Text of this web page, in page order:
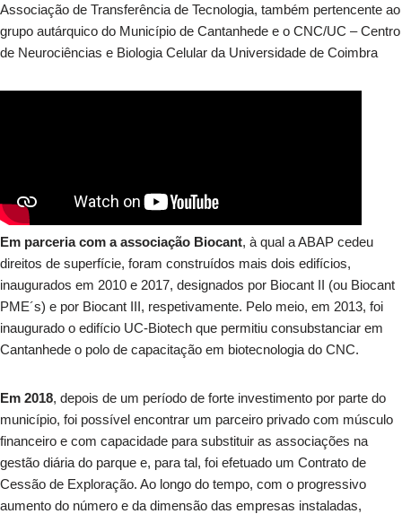
Associação de Transferência de Tecnologia, também pertencente ao
grupo autárquico do Município de Cantanhede e o CNC/UC – Centro
de Neurociências e Biologia Celular da Universidade de Coimbra
Em parceria com a associação Biocant, à qual a ABAP cedeu
direitos de superfície, foram construídos mais dois edifícios,
inaugurados em 2010 e 2017, designados por Biocant II (ou Biocant
PME´s) e por Biocant III, respetivamente. Pelo meio, em 2013, foi
inaugurado o edifício UC-Biotech que permitiu consubstanciar em
Cantanhede o polo de capacitação em biotecnologia do CNC.
Em 2018, depois de um período de forte investimento por parte do
município, foi possível encontrar um parceiro privado com músculo
financeiro e com capacidade para substituir as associações na
gestão diária do parque e, para tal, foi efetuado um Contrato de
Cessão de Exploração. Ao longo do tempo, com o progressivo
aumento do número e da dimensão das empresas instaladas,